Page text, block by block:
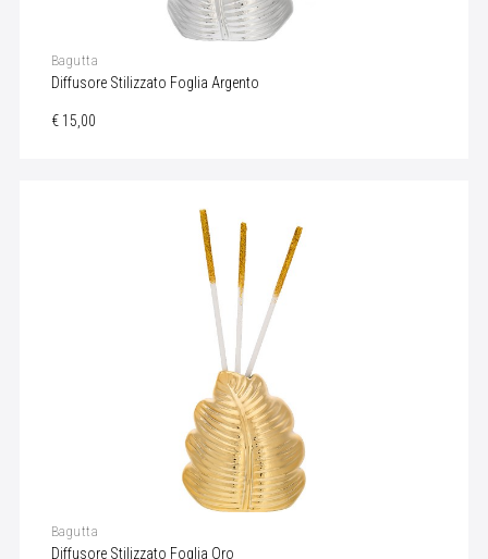
Bagutta
Diffusore Stilizzato Foglia Argento
€ 15,00
Bagutta
Diffusore Stilizzato Foglia Oro